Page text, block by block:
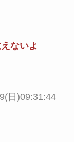
ないよ
日)09:31:44